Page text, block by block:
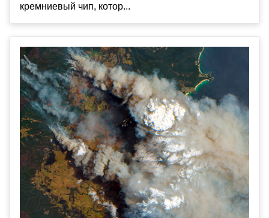
кремниевый чип, котор...